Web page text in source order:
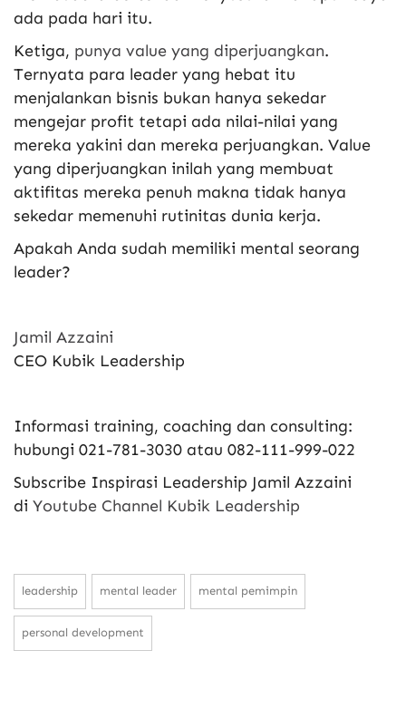
ada pada hari itu.
Ketiga, punya value yang diperjuangkan.
Ternyata para leader yang hebat itu
menjalankan bisnis bukan hanya sekedar
mengejar profit tetapi ada nilai-nilai yang
mereka yakini dan mereka perjuangkan. Value
yang diperjuangkan inilah yang membuat
aktifitas mereka penuh makna tidak hanya
sekedar memenuhi rutinitas dunia kerja.
Apakah Anda sudah memiliki mental seorang
leader?
Jamil Azzaini
CEO Kubik Leadership
Informasi training, coaching dan consulting:
hubungi 021-781-3030 atau 082-111-999-022
Subscribe Inspirasi Leadership Jamil Azzaini
di Youtube Channel Kubik Leadership
leadership mental leader mental pemimpin
personal development